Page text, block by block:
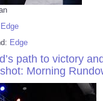
Edge
Edge
path to victory
Morning